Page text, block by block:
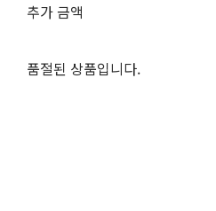
추가 금액
품절된 상품입니다.